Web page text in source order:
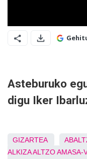
Asteburuko
digu Iker
GIZARTEA
ALKIZAALTZOAMASA-